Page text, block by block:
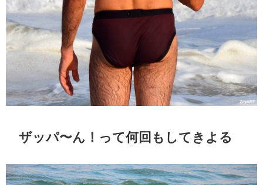
ザッパ〜ん！って何回もしてきよる